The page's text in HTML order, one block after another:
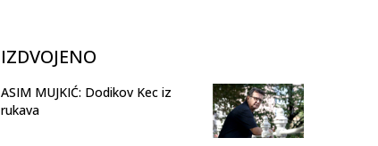
IZDVOJENO
ASIM MUJKIĆ: Dodikov Kec iz
rukava